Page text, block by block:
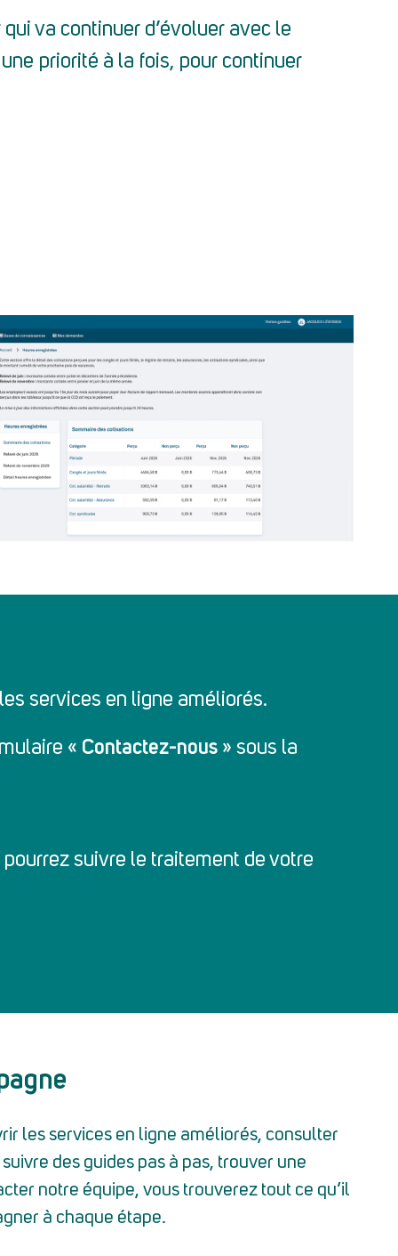
va continuer d’évoluer avec le
priorité à la fois, pour continuer
services en ligne améliorés.
« Contactez-nous » sous la
suivre le traitement de votre
les services en ligne améliorés, consulter
des guides pas à pas, trouver une
notre équipe, vous trouverez tout ce qu’il
à chaque étape.